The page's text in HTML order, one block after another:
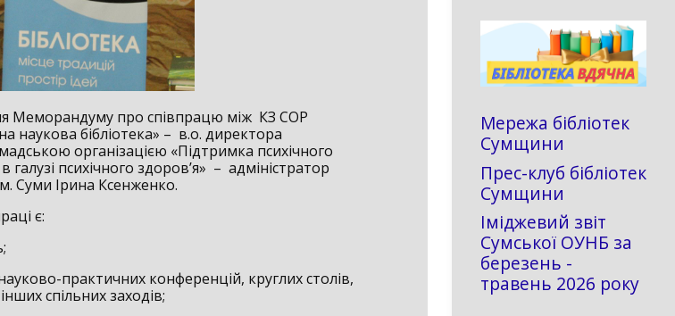
Меморандуму про співпрацю між КЗ СОР
наукова бібліотека» – в.о. директора
організацією «Підтримка психічного
галузі психічного здоров’я» – адміністратор
Суми Ірина Ксенженко.
є:
практичних конференцій, круглих столів,
спільних заходів;
Мережа бібліотек
Сумщини
Прес-клуб бібліотек
Сумщини
Іміджевий звіт
Сумської ОУНБ за
березень -
травень 2026 року